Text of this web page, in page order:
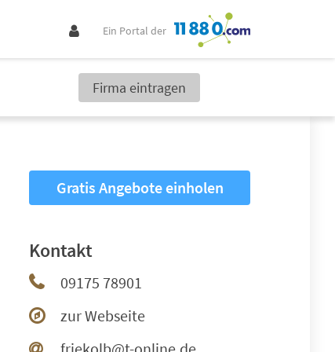
Ein Portal der
Firma eintragen
Gratis Angebote einholen
Kontakt
09175 78901
zur Webseite